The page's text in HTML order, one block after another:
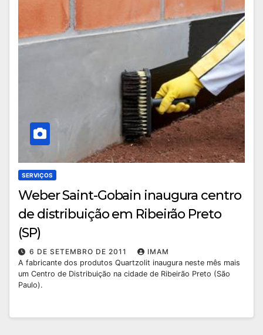
SERVIÇOS
Weber Saint-Gobain inaugura centro
de distribuição em Ribeirão Preto
(SP)
6 DE SETEMBRO DE 2011
IMAM
A fabricante dos produtos Quartzolit inaugura neste mês mais
um Centro de Distribuição na cidade de Ribeirão Preto (São
Paulo).